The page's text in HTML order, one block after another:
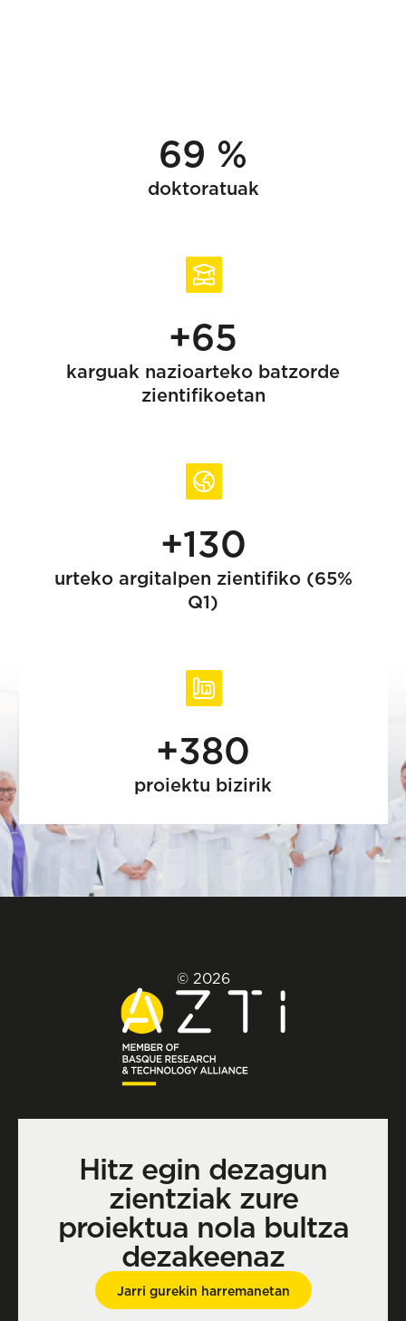
69 %
doktoratuak
+65
karguak nazioarteko batzorde
zientifikoetan
+130
urteko argitalpen zientifiko (65%
Q1)
+380
proiektu bizirik
© 2026
Hitz egin dezagun
zientziak zure
proiektua nola bultza
dezakeenaz
Jarri gurekin harremanetan